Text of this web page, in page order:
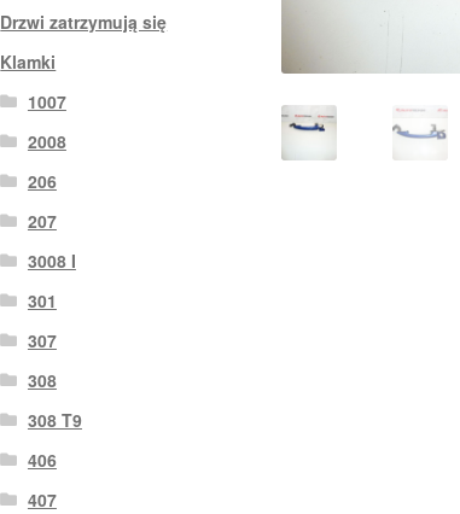
Drzwi zatrzymują się
Klamki
1007
2008
206
207
3008 I
301
307
308
308 T9
406
407